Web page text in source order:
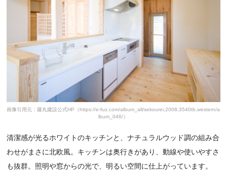
画像引用元：藤丸建設公式HP（https://e-fuz.com/album_all/sekourei,2008,3540tb,western/a
lbum_046/）
清潔感が光るホワイトのキッチンと、ナチュラルウッド調の組み合
わせがまさに北欧風。キッチンは奥行きがあり、動線や使いやすさ
も抜群。照明や窓からの光で、明るい空間に仕上がっています。